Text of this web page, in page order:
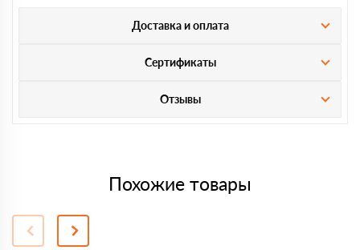
Доставка и оплата
Сертификаты
Отзывы
Похожие товары